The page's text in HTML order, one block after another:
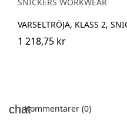
VARSELTRÖJA, KLASS 2,
1 218,75 kr
Kommentarer (0)